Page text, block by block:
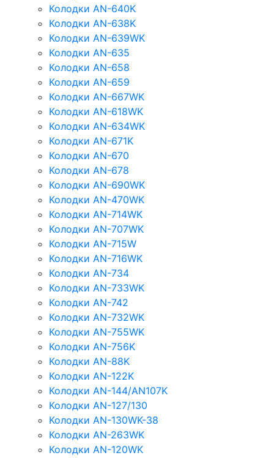
Колодки AN-640K
Колодки AN-638K
Колодки AN-639WK
Колодки AN-635
Колодки AN-658
Колодки AN-659
Колодки AN-667WK
Колодки AN-618WK
Колодки AN-634WK
Колодки AN-671K
Колодки AN-670
Колодки AN-678
Колодки AN-690WK
Колодки AN-470WK
Колодки AN-714WK
Колодки AN-707WK
Колодки AN-715W
Колодки AN-716WK
Колодки AN-734
Колодки AN-733WK
Колодки AN-742
Колодки AN-732WK
Колодки AN-755WK
Колодки AN-756K
Колодки AN-88K
Колодки AN-122K
Колодки AN-144/AN107K
Колодки AN-127/130
Колодки AN-130WK-38
Колодки AN-263WK
Колодки AN-120WK